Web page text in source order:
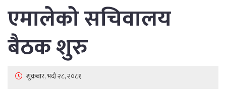
एमालेको सचिवालय
बैठक शुरु
शुक्रबार, भदौ २८, २०८१